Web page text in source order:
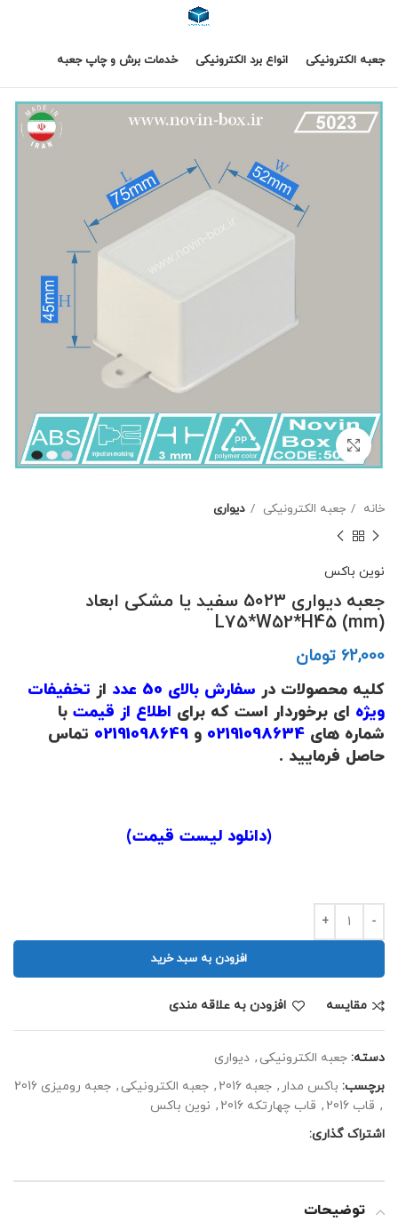
جعبه الکترونیکی انواع برد الکترونیکی خدمات برش و چاپ جعبه
برای بزرگنمایی کلیک کنید
خانه جعبه الکترونیکی دیواری
نوین باکس
جعبه دیواری 5023 سفید یا مشکی ابعاد
L75*W52*H45 (mm)
تومان
کلیه محصولات در سفارش بالای 50 عدد از تخفیفات
ویژه ای برخوردار است که برای اطلاع از قیمت با
شماره های
و 02191098649 تماس
حاصل فرمایید .
(دانلود لیست قیمت)
افزودن به سبد خرید
مقايسه افزودن به علاقه مندی
دسته: جعبه الکترونیکی , دیواری
برچسب: باکس مدار , جعبه 2016 , جعبه الکترونیکی , جعبه رومیزی 2016
, قاب 2016 , قاب چهارتکه 2016 , نوین باکس
اشتراک گذاری:
توضیحات